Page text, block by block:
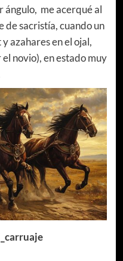
ángulo, me acerqué al
de sacristía, cuando un
azahares en el ojal,
novio), en estado muy